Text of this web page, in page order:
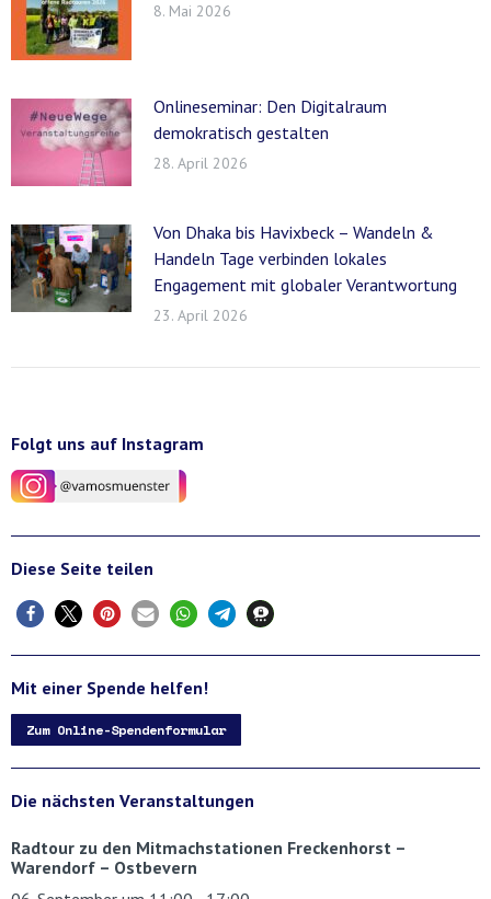
8. Mai 2026
Onlineseminar: Den Digitalraum
demokratisch gestalten
28. April 2026
Von Dhaka bis Havixbeck – Wandeln &
Handeln Tage verbinden lokales
Engagement mit globaler Verantwortung
23. April 2026
Folgt uns auf Instagram
Diese Seite teilen
Mit einer Spende helfen!
Zum Online-Spendenformular
Die nächsten Veranstaltungen
Radtour zu den Mitmachstationen Freckenhorst –
Warendorf – Ostbevern